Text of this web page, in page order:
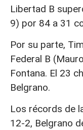
Libertad B
9) por 84 a 31
Por su parte,
Federal B
Fontana. El 23
Belgrano.
Los récords de
12-2, Belgrano